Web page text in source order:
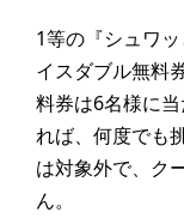
1等の『シュワ
イスダブル無料
料券は6名様に
れば、何度でも
は対象外で、ク
ん。